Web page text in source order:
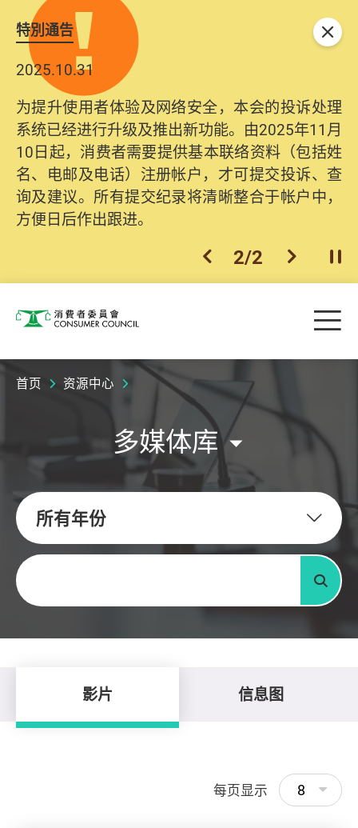
特別通告
2025.10.31
为提升使用者体验及网络安全，本会的投诉处理
系统已经进行升级及推出新功能。由2025年11月
10日起，消费者需要提供基本联络资料（包括姓
名、电邮及电话）注册帐户，才可提交投诉、查
询及建议。所有提交纪录将清晰整合于帐户中，
方便日后作出跟进。
上一个
2/2 下一个开
关闭
消费者委员会 目
首页 资源中心
多媒体库
所有年份
关键字
搜寻
影片 信息图
每页显示 8